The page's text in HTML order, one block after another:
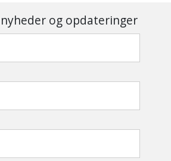
og opdateringer